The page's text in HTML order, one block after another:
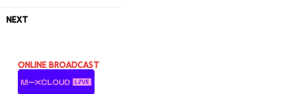
NEXT
ONLINE BROADCAST